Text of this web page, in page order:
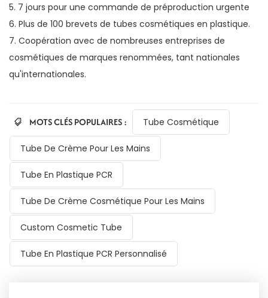
5. 7 jours pour une commande de préproduction urgente
6. Plus de 100 brevets de tubes cosmétiques en plastique.
7. Coopération avec de nombreuses entreprises de
cosmétiques de marques renommées, tant nationales
qu'internationales.
MOTS CLÉS POPULAIRES : Tube Cosmétique
Tube De Crème Pour Les Mains
Tube En Plastique PCR
Tube De Crème Cosmétique Pour Les Mains
Custom Cosmetic Tube
Tube En Plastique PCR Personnalisé